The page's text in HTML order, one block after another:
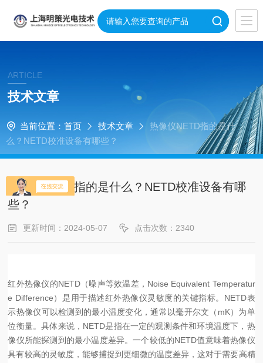
ARTICLE
技术文章
当前位置： 首页 技术文章
热像仪NETD指的是什
么？NETD校准设备有哪些？
热像仪NETD指的是什么？NETD校准设备有哪
些？
更新时间：2024-05-07 点击次数：2340
红外热像仪的NETD（噪声等效温差，Noise Equivalent Temperatur
e Difference）是用于描述红外热像仪灵敏度的关键指标。NETD表
示热像仪可以检测到的最小温度变化，通常以毫开尔文（mK）为单
位衡量。具体来说，NETD是指在一定的观测条件和环境温度下，热
像仪所能探测到的最小温度差异。一个较低的NETD值意味着热像仪
具有较高的灵敏度，能够捕捉到更细微的温度差异，这对于需要高精